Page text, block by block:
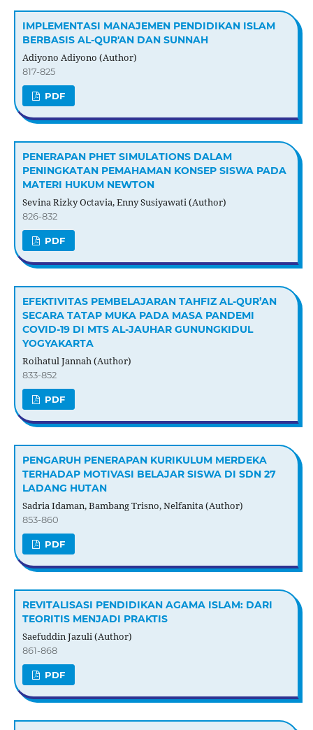
IMPLEMENTASI MANAJEMEN PENDIDIKAN ISLAM
BERBASIS AL-QUR'AN DAN SUNNAH
Adiyono Adiyono (Author)
817-825
PDF
PENERAPAN PHET SIMULATIONS DALAM
PENINGKATAN PEMAHAMAN KONSEP SISWA PADA
MATERI HUKUM NEWTON
Sevina Rizky Octavia, Enny Susiyawati (Author)
826-832
PDF
EFEKTIVITAS PEMBELAJARAN TAHFIZ AL-QUR’AN
SECARA TATAP MUKA PADA MASA PANDEMI
COVID-19 DI MTS AL-JAUHAR GUNUNGKIDUL
YOGYAKARTA
Roihatul Jannah (Author)
833-852
PDF
PENGARUH PENERAPAN KURIKULUM MERDEKA
TERHADAP MOTIVASI BELAJAR SISWA DI SDN 27
LADANG HUTAN
Sadria Idaman, Bambang Trisno, Nelfanita (Author)
853-860
PDF
REVITALISASI PENDIDIKAN AGAMA ISLAM: DARI
TEORITIS MENJADI PRAKTIS
Saefuddin Jazuli (Author)
861-868
PDF